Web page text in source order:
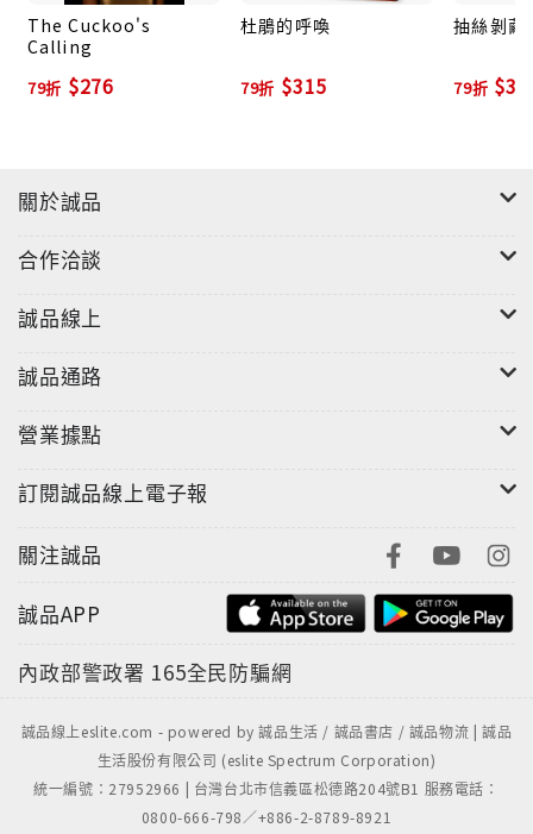
The Cuckoo's
Calling
79折 $276
杜鵑的呼喚
79折 $315
抽絲剝繭
79折
關於誠品
合作洽談
誠品線上
誠品通路
營業據點
訂閱誠品線上電子報
關注誠品
誠品APP
內政部警政署 165全民防騙網
誠品線上eslite.com - powered by 誠品生活 / 誠品書店 / 誠品物流 | 誠品
生活股份有限公司 (eslite Spectrum Corporation)
統一編號：27952966 | 台灣台北市信義區松德路204號B1 服務電話：
0800-666-798／+886-2-8789-8921